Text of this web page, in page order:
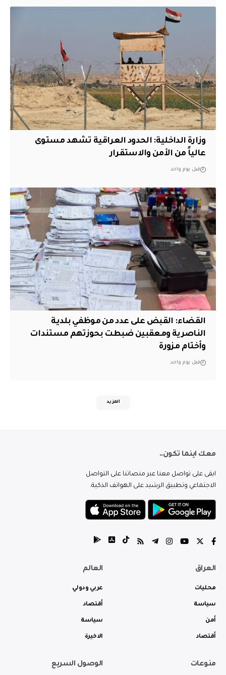
وزارة الداخلية: الحدود العراقية تشهد مستوى
عالياً من الأمن والاستقرار
قبل يوم واحد
القضاء: القبض على عدد من موظفي بلدية
الناصرية ومعقبين ضبطت بحوزتهم مستندات
وأختام مزورة
قبل يوم واحد
المزيد
معك اينما تكون..
ابقى على تواصل معنا عبر منصاتنا على التواصل
الاجتماعي وتطبيق الرشيد على الهواتف الذكية.
العراق
محليات
سياسة
أمن
أقتصاد
العالم
عربي ودولي
أقتصاد
سياسة
الاخيرة
منوعات الوصول السريع